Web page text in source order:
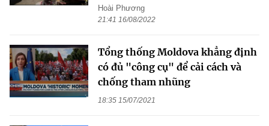
Hoài Phương
21:41 16/08/2022
Tổng thống Moldova khẳng định
có đủ "công cụ" để cải cách và
chống tham nhũng
18:35 15/07/2021